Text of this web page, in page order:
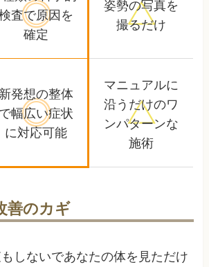
査で原因を
確定
姿勢の写真を
撮るだけ
新発想の整体
で幅広い症状
に対応可能
マニュアルに
沿うだけのワ
ンパターンな
施術
善のカギ
しないであなたの体を見ただけ